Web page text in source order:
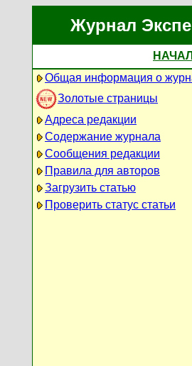
Журнал
Общая информация о
Золотые страницы
Адреса редакции
Содержание журнала
Сообщения редакции
Правила для авторов
Загрузить статью
Проверить статус статьи